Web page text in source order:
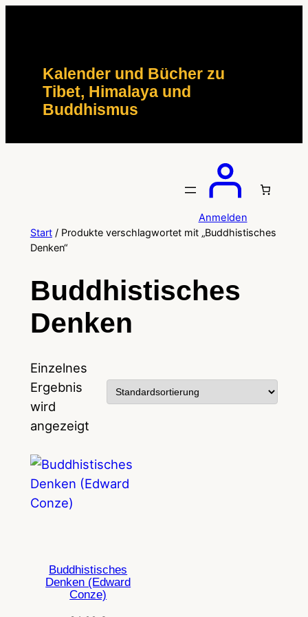
Kalender und Bücher zu
Tibet, Himalaya und
Buddhismus
Anmelden
Start/ Produkte verschlagwortet mit „Buddhistisches
Denken“
Buddhistisches
Denken
Einzelnes
Ergebnis
wird
angezeigt
Buddhistisches
Denken (Edward
Conze)